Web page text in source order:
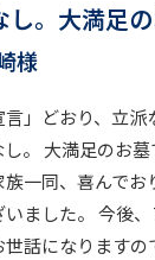
。大満足の
様
」どおり、立派
。 大満足のお
一同、喜んでお
ました。 今後
話になります